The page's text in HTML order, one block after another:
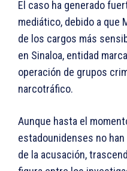
El caso ha generado
mediático, debido a que
de los cargos más
en Sinaloa, entidad
operación de grupos
narcotráfico.
Aunque hasta el
estadounidenses no
de la acusación,